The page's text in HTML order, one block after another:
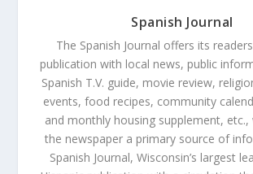
Spanish Journal
The Spanish Journal offers its
publication with local news, public
Spanish T.V. guide, movie review,
events, food recipes, community
and monthly housing supplement, etc.,
the newspaper a primary source of
Spanish Journal, Wisconsin’s largest